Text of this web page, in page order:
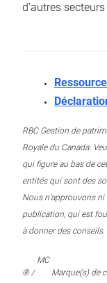
d’autres
RBC Gestion de
Royale du Canada.
qui figure au bas de
entités qui sont des
Nous n’approuvons
publication, qui est
à donner des conseils.
® /
MC
Marque(s) de